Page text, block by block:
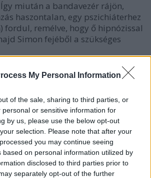
My Personal Information
of the sale, sharing to third parties, or
personal or sensitive information for
by us, please use the below opt-out
selection. Please note that after your
you may continue seeing
based on personal information utilized by
disclosed to third parties prior to
separately opt-out of the further
miután a bandavezér rájön,
haszontalan, egy pszichiáterhez
fordul, remélve, hogy ő hipnózissal
Simon fejéből a szükséges